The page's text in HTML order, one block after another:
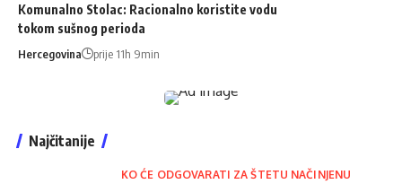
Komunalno Stolac: Racionalno koristite vodu
tokom sušnog perioda
Hercegovina prije 11h 9min
Najčitanije
KO ĆE ODGOVARATI ZA ŠTETU NAČINJENU